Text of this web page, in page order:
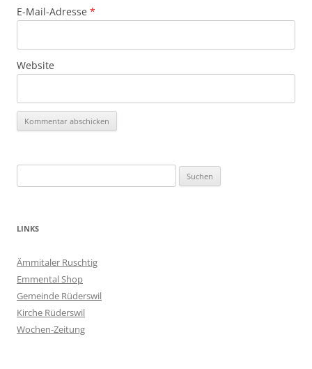
E-Mail-Adresse *
Website
nach:
LINKS
Ämmitaler Ruschtig
Emmental Shop
Gemeinde Rüderswil
Kirche Rüderswil
Wochen-Zeitung